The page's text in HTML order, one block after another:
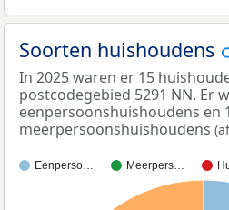
Soorten huishoudens
In 2025 waren er 15
postcodegebied 5291 NN. Er
eenpersoonshuishoudens en
meerpersoonshuishoudens
Eenperso… Meerpers…